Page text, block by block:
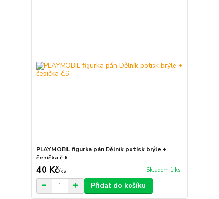
PLAYMOBIL figurka pán Dělník potisk brýle +
čepička č.6
40 Kč/ks Skladem 1 ks
Přidat do košíku